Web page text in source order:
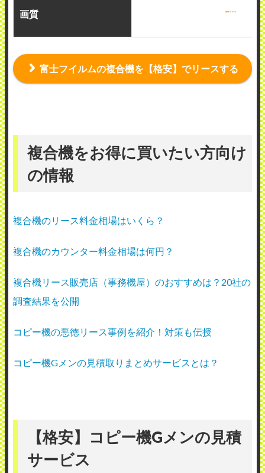
画質
富士フイルムの複合機を【格安】でリースする
複合機をお得に買いたい方向け
の情報
複合機のリース料金相場はいくら？
複合機のカウンター料金相場は何円？
複合機リース販売店（事務機屋）のおすすめは？20社の
調査結果を公開
コピー機の悪徳リース事例を紹介！対策も伝授
コピー機Gメンの見積取りまとめサービスとは？
【格安】コピー機Gメンの見積
サービス